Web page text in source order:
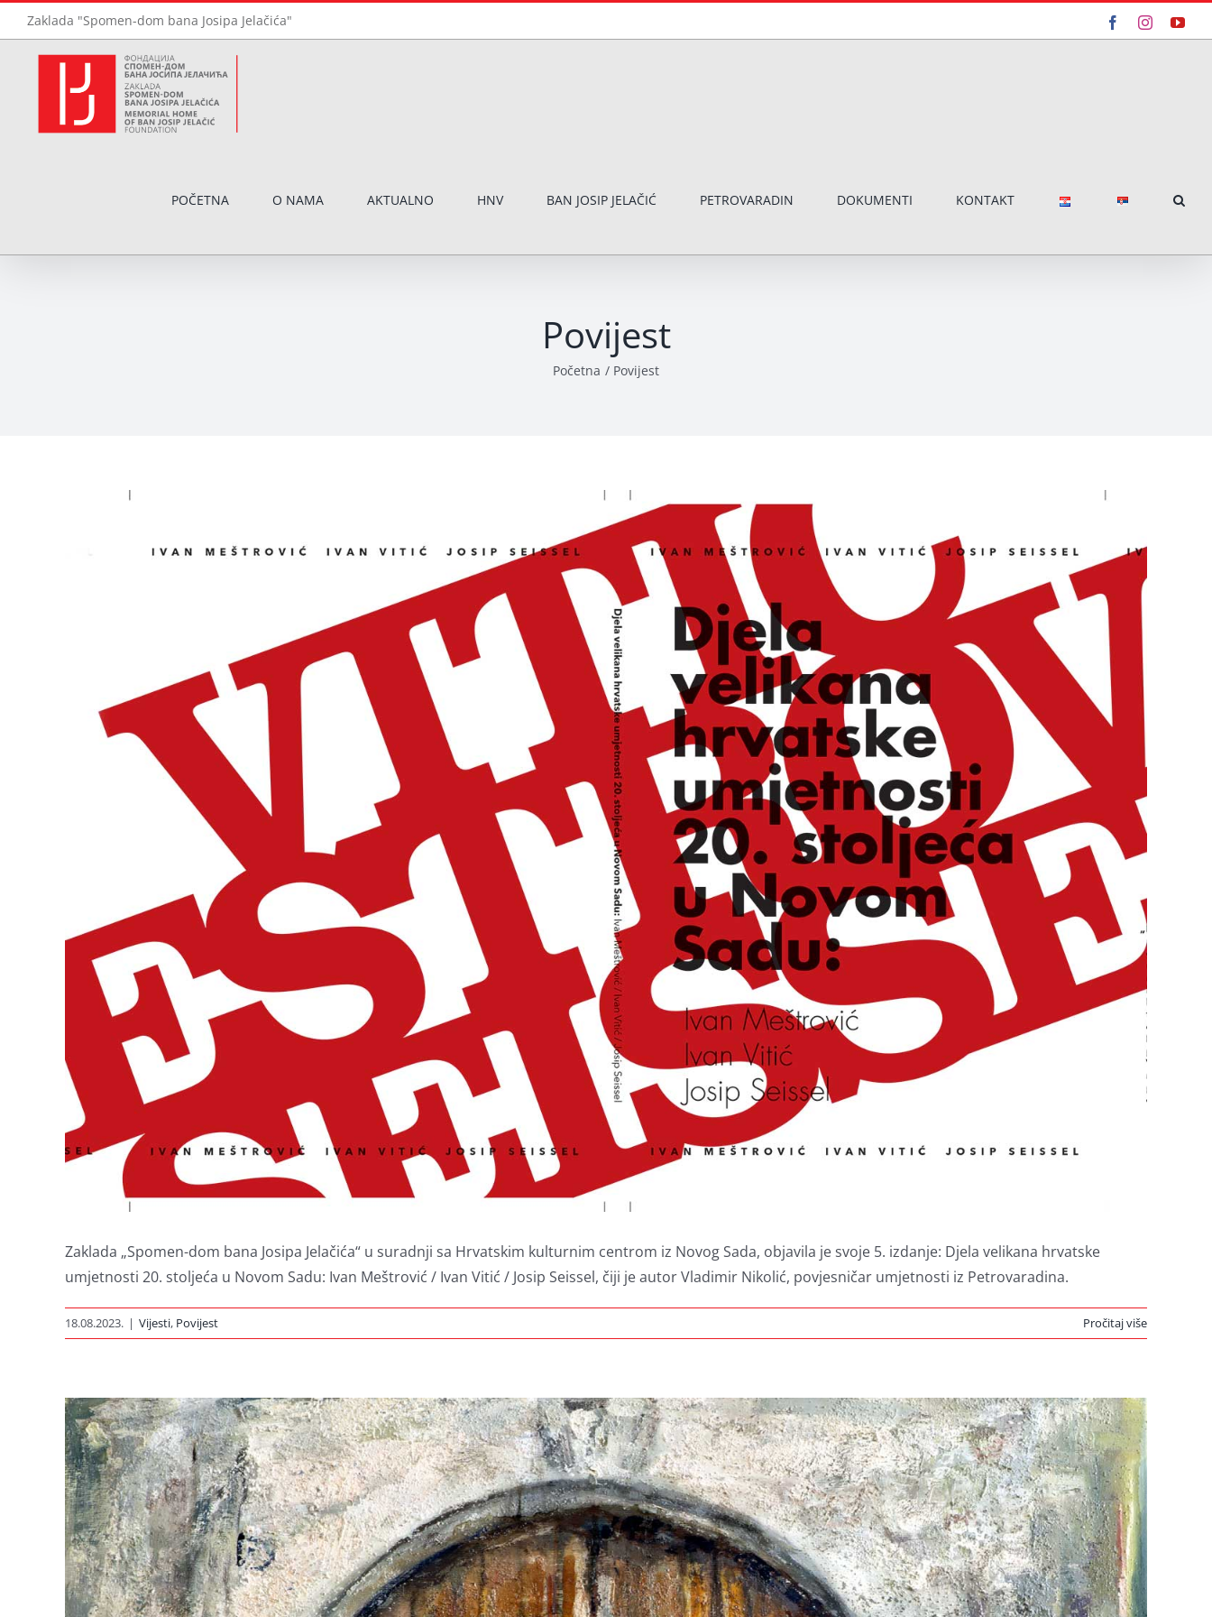
to
Zaklada "Spomen-dom bana Josipa Jelačića" FacebookInstagram
POČETNA O NAMA AKTUALNO HNV BAN JOSIP JELAČIĆ PETROVARADIN DOKUMENTI KONTAKT
Povijest
Početna Povijest
Izdanje: Djela velikana hrvatske umjetnosti 20. stoljeća u Novom Sadu
Povijest
Zaklada „Spomen-dom bana Josipa Jelačića“ u suradnji sa Hrvatskim kulturnim centrom iz Novog Sada, objavila je svoje 5. izdanje: Djela velikana hrvatske
umjetnosti 20. stoljeća u Novom Sadu: Ivan Meštrović / Ivan Vitić / Josip Seissel, čiji je autor Vladimir Nikolić, povjesničar umjetnosti iz Petrovaradina.
18.08.2023. | Vijesti, Povijest Pročitaj više